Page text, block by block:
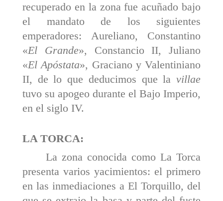
recuperado en la zona fue acuñado bajo
el mandato de los siguientes
emperadores: Aureliano, Constantino
«El Grande», Constancio II, Juliano
«El Apóstata», Graciano y Valentiniano
II, de lo que deducimos que la villae
tuvo su apogeo durante el Bajo Imperio,
en el siglo IV.
LA TORCA:
La zona conocida como La Torca
presenta varios yacimientos: el primero
en las inmediaciones a El Tor­quillo, del